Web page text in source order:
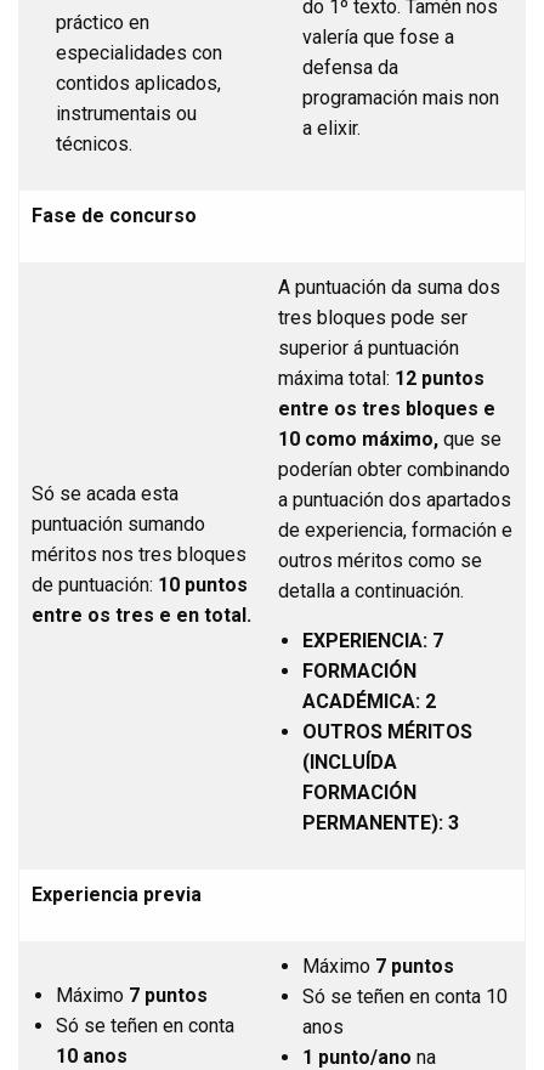
práctico en
especialidades con
contidos aplicados,
instrumentais ou
técnicos.
do 1º texto. Tamén nos
valería que fose a
defensa da
programación mais non
a elixir.
Fase de concurso
Só se acada esta
puntuación sumando
méritos nos tres bloques
de puntuación: 10 puntos
entre os tres e en total.
A puntuación da suma dos
tres bloques pode ser
superior á puntuación
máxima total: 12 puntos
entre os tres bloques e
10 como máximo, que se
poderían obter combinando
a puntuación dos apartados
de experiencia, formación e
outros méritos como se
detalla a continuación.
EXPERIENCIA: 7
FORMACIÓN
ACADÉMICA: 2
OUTROS MÉRITOS
(INCLUÍDA
FORMACIÓN
PERMANENTE): 3
Experiencia previa
Máximo 7 puntos
Só se teñen en conta
10 anos
Máximo 7 puntos
Só se teñen en conta 10
anos
1 punto/ano na